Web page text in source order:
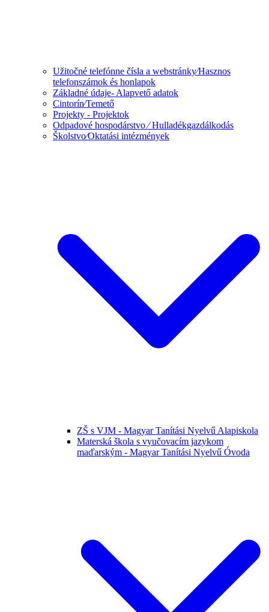
Užitočné telefónne čísla a webstránky⁄Hasznos
telefonszámok és honlapok
Základné údaje- Alapvető adatok
Cintorín⁄Temető
Projekty - Projektok
Odpadové hospodárstvo ⁄ Hulladékgazdálkodás
Školstvo⁄Oktatási intézmények
ZŠ s VJM - Magyar Tanítási Nyelvű Alapiskola
Materská škola s vyučovacím jazykom
maďarským - Magyar Tanítási Nyelvű Óvoda